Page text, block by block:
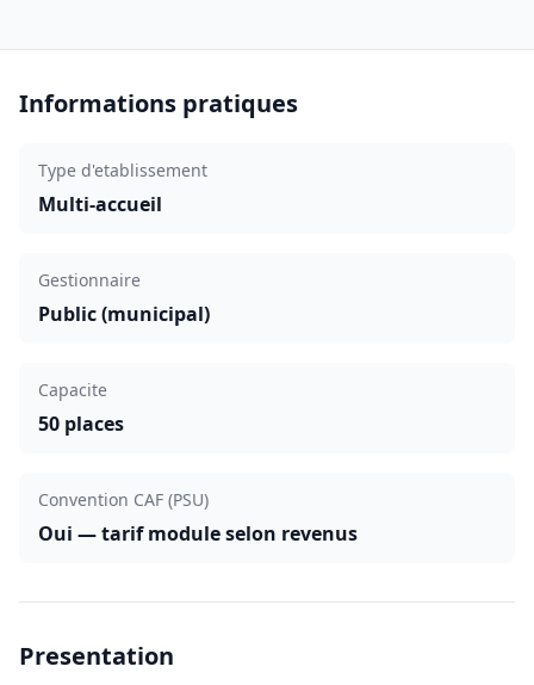
Informations pratiques
Type d'etablissement
Multi-accueil
Gestionnaire
Public (municipal)
Capacite
50 places
Convention CAF (PSU)
Oui — tarif module selon revenus
Presentation